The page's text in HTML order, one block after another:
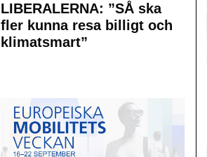
LIBERALERNA: ”SÅ ska
fler kunna resa billigt och
klimatsmart”